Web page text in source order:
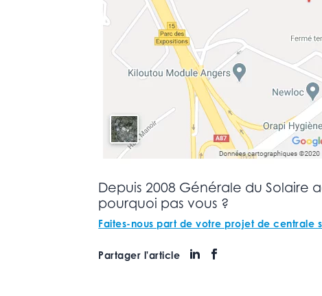
Depuis 2008 Générale du
pourquoi pas vous ?
Faites-nous part de votre projet de centrale
Partager l'article